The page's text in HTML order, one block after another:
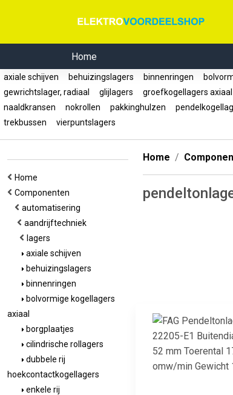
Home
axiale schijven behuizingslagers binnenringen
gewrichtslager, radiaal
glijlagers groefkogellagers axiaal
naaldkransen
nokrollen pakkinghulzen
trekbussen
vierpuntslagers
Home
Componenten
automatisering
aandrijftechniek
lagers
axiale schijven
behuizingslagers
binnenringen
bolvormige kogellagers
axiaal
borgplaatjes
cilindrische rollagers
dubbele rij
hoekcontactkogellagers
enkele rij
Home